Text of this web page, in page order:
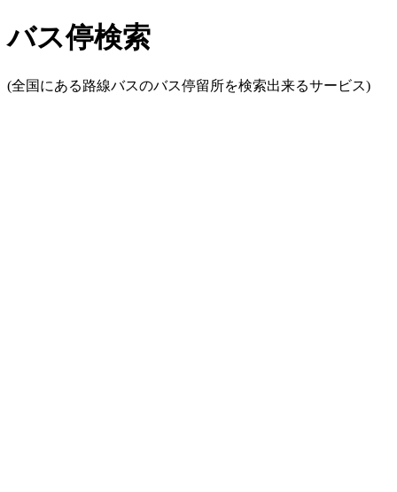
バス停検索
(全国にある路線バスのバス停留所を検索出来るサービス)